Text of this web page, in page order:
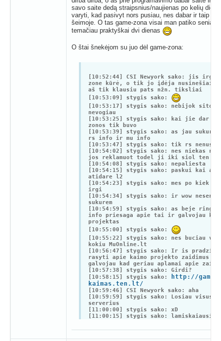
savo saite dedą straipsnius/naujienas po kelių
varyti, kad pasivyt nors pusiau, nes dabar ir taip
šeimoje. O tas game-zona visai man patiko seniau,
temačiau praktyškai dvi dienas
O štai šnekėjom su juo dėl game-zona:
[10:52:44] CSI Newyork sako: jis irgi
zone kūrė, o tik jo įdėja nusinešiai
aš tik klausiu pats nžn. tiksliai
[10:53:09] stygis sako:
[10:53:17] stygis sako: nebijok
nevogiau
[10:53:25] stygis sako: kai jie dar
zonos tik buvo
[10:53:39] stygis sako: as jau sukures
rs info ir mu info
[10:53:47] stygis sako: tik rs
[10:54:02] stygis sako: nes niekas
jos reklamuot todel ji iki siol ten
[10:54:08] stygis sako: nepaliesta
[10:54:15] stygis sako: paskui kai
atidare l2
[10:54:23] stygis sako: mes po kiek
irgi
[10:54:34] stygis sako: ir wow
sukurem
[10:54:59] stygis sako: as beje
info priesaga apie tai ir galvojau kad
projektas
[10:55:00] stygis sako:
[10:55:22] stygis sako: nes buciau
kokiu MuOnline.lt
[10:56:47] stygis sako: Ir is pradziu
rasyti apie kaimo projekto zaidimus
galvojau kad geriau aplamai apie
[10:57:38] stygis sako: Girdi?
[10:58:15] stygis sako:
http://
kaimas.ten.lt/
[10:59:46] CSI Newyork sako: aha
[10:59:59] stygis sako: Losiau visus
serverius
[11:00:00] stygis sako: xD
[11:00:15] stygis sako: